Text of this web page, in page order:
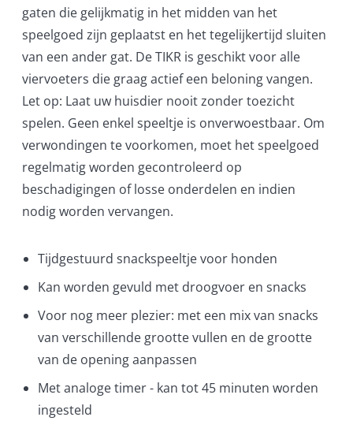
gaten die gelijkmatig in het midden van het
speelgoed zijn geplaatst en het tegelijkertijd sluiten
van een ander gat. De TIKR is geschikt voor alle
viervoeters die graag actief een beloning vangen.
Let op: Laat uw huisdier nooit zonder toezicht
spelen. Geen enkel speeltje is onverwoestbaar. Om
verwondingen te voorkomen, moet het speelgoed
regelmatig worden gecontroleerd op
beschadigingen of losse onderdelen en indien
nodig worden vervangen.
Tijdgestuurd snackspeeltje voor honden
Kan worden gevuld met droogvoer en snacks
Voor nog meer plezier: met een mix van snacks
van verschillende grootte vullen en de grootte
van de opening aanpassen
Met analoge timer - kan tot 45 minuten worden
ingesteld